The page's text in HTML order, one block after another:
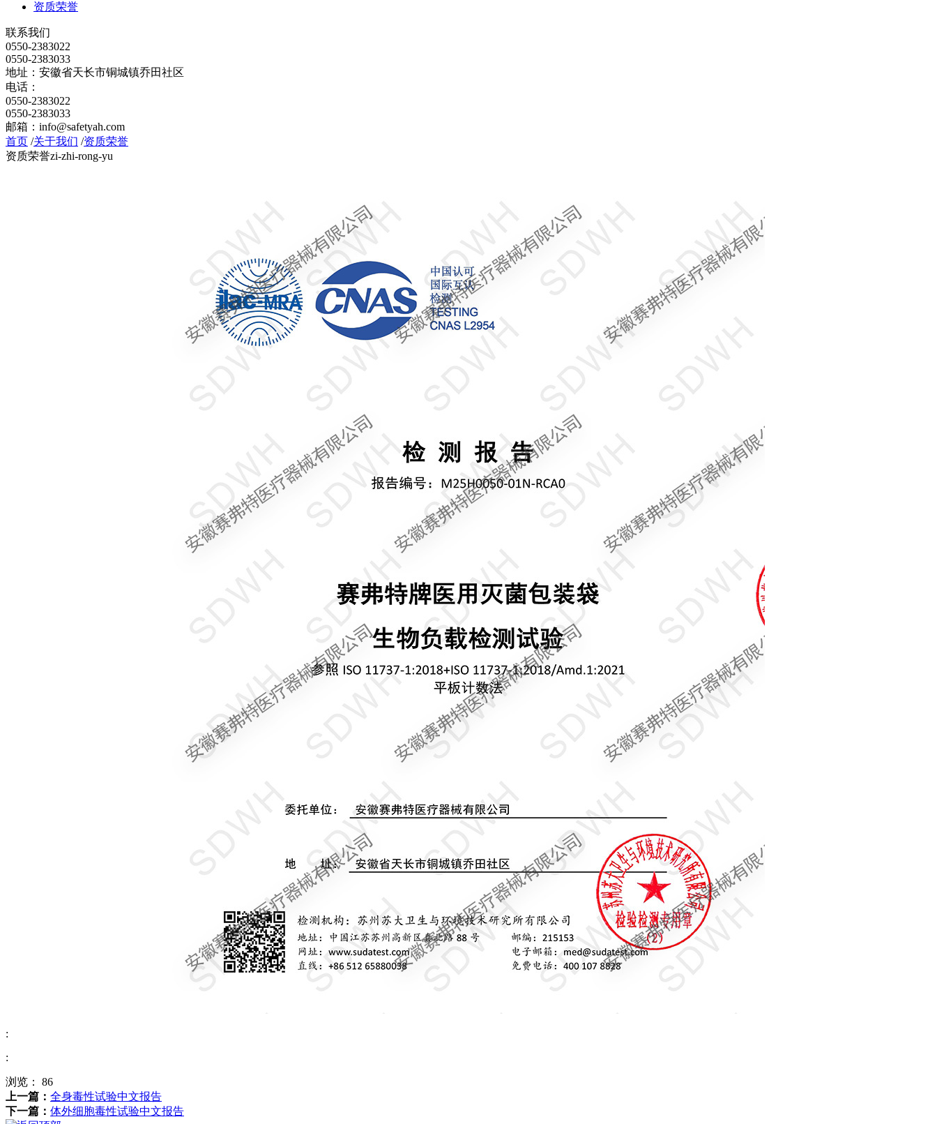
资质荣誉
联系我们
0550-2383022
0550-2383033
地址：安徽省天长市铜城镇乔田社区
电话：
0550-2383022
0550-2383033
邮箱：info@safetyah.com
首页 /关于我们 /资质荣誉
资质荣誉zi-zhi-rong-yu
:
:
浏览： 86
上一篇： 全身毒性试验中文报告
下一篇： 体外细胞毒性试验中文报告